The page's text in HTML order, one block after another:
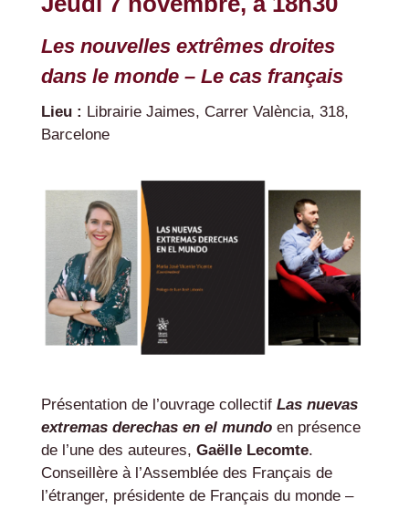
Les nouvelles extrêmes droites
dans le monde – Le cas français
Lieu : Librairie Jaimes, Carrer València, 318,
Barcelone
Présentation de l’ouvrage collectif Las nuevas
extremas derechas en el mundoen présence
de l’une des auteures, Gaëlle Lecomte.
Conseillère à l’Assemblée des Français de
l’étranger, présidente de Français du monde –